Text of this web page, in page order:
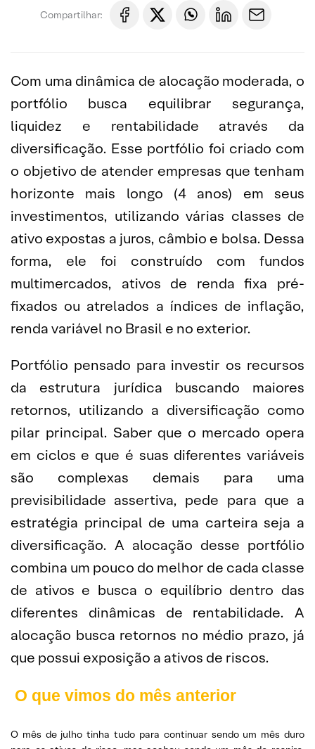
Compartilhar:
Com uma dinâmica de alocação moderada, o
portfólio busca equilibrar segurança,
liquidez e rentabilidade através da
diversificação. Esse portfólio foi criado com
o objetivo de atender empresas que tenham
horizonte mais longo (4 anos) em seus
investimentos, utilizando várias classes de
ativo expostas a juros, câmbio e bolsa. Dessa
forma, ele foi construído com fundos
multimercados, ativos de renda fixa pré-
fixados ou atrelados a índices de inflação,
renda variável no Brasil e no exterior.
Portfólio pensado para investir os recursos
da estrutura jurídica buscando maiores
retornos, utilizando a diversificação como
pilar principal. Saber que o mercado opera
em ciclos e que é suas diferentes variáveis
são complexas demais para uma
previsibilidade assertiva, pede para que a
estratégia principal de uma carteira seja a
diversificação. A alocação desse portfólio
combina um pouco do melhor de cada classe
de ativos e busca o equilíbrio dentro das
diferentes dinâmicas de rentabilidade. A
alocação busca retornos no médio prazo, já
que possui exposição a ativos de riscos.
O que vimos do mês anterior
O mês de julho tinha tudo para continuar sendo um mês duro